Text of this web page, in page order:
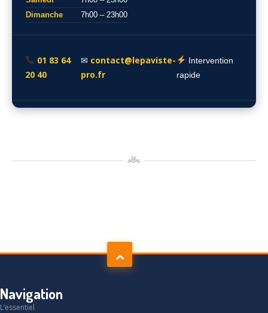
Dimanche
7h00 – 23h00
01 83 64
20 40
✉ contact@lepaviste-
pro.fr
Intervention
rapide
Navigation
L’essentiel